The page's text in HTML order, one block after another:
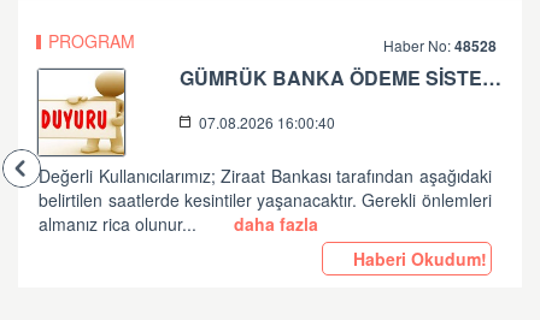
PROGRAM Haber No:48528
GÜMRÜK BANKA ÖDEME SİSTEMLERİ ZİRAAT BANKASI PLANLI ÇALIŞMA HK
07.08.2026 16:00:40
Değerli Kullanıcılarımız; Ziraat Bankası tarafından aşağıdaki
belirtilen saatlerde kesintiler yaşanacaktır. Gerekli önlemleri
almanız rica olunur...
daha fazla
Haberi Okudum!